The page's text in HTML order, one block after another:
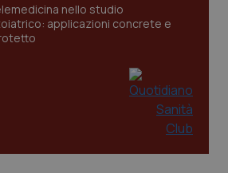
nello studio
applicazioni concrete e
www.quotidianosanita.it